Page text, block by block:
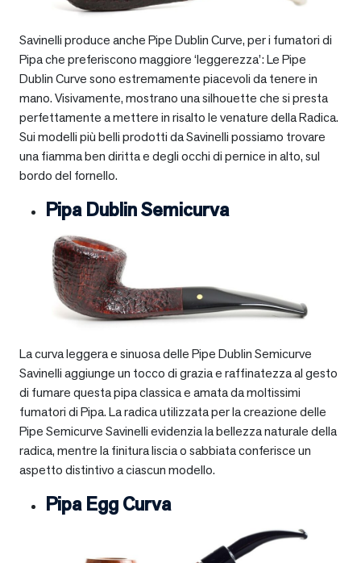
Savinelli produce anche Pipe Dublin Curve, per i fumatori di
Pipa che preferiscono maggiore ‘leggerezza’: Le Pipe
Dublin Curve sono estremamente piacevoli da tenere in
mano. Visivamente, mostrano una silhouette che si presta
perfettamente a mettere in risalto le venature della Radica.
Sui modelli più belli prodotti da Savinelli possiamo trovare
una fiamma ben diritta e degli occhi di pernice in alto, sul
bordo del fornello.
Pipa Dublin Semicurva
La curva leggera e sinuosa delle Pipe Dublin Semicurve
Savinelli aggiunge un tocco di grazia e raffinatezza al gesto
di fumare questa pipa classica e amata da moltissimi
fumatori di Pipa. La radica utilizzata per la creazione delle
Pipe Semicurve Savinelli evidenzia la bellezza naturale della
radica, mentre la finitura liscia o sabbiata conferisce un
aspetto distintivo a ciascun modello.
Pipa Egg Curva